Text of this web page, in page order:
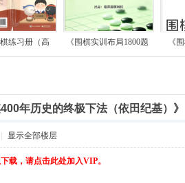
棋练习册（高 《围棋实训布局1800题 《
年历史的终极下法（依田纪基）
显示全部楼层
载，请点击此处加入VIP。